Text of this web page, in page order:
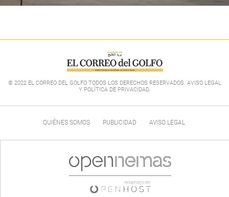
© 2022 EL CORREO DEL GOLFO TODOS LOS DERECHOS RESERVADOS. AVISO LEGAL
Y POLÍTICA DE PRIVACIDAD.
QUIÉNES SOMOS PUBLICIDAD AVISO LEGAL